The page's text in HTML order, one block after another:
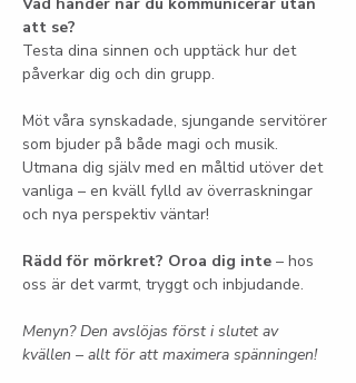
att se?
Testa dina sinnen och upptäck hur det
påverkar dig och din grupp.
Möt våra synskadade, sjungande servitörer
som bjuder på både magi och musik.
Utmana dig själv med en måltid utöver det
vanliga – en kväll fylld av överraskningar
och nya perspektiv väntar!
Rädd för mörkret? Oroa dig inte – hos
oss är det varmt, tryggt och inbjudande.
Menyn? Den avslöjas först i slutet av
kvällen – allt för att maximera spänningen!